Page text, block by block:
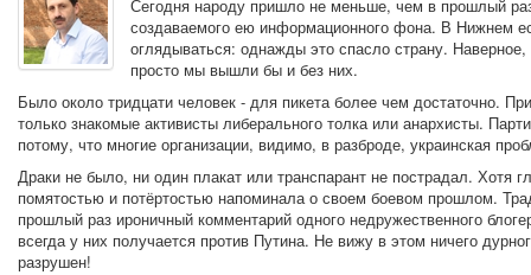
Сегодня народу пришло не меньше, чем в прошлый
создаваемого ею информационного фона. В Нижнем
оглядываться: однажды это спасло страну.
просто мы вышли бы и без них.
Было около тридцати человек - для пикета более чем достаточно.
только знакомые активисты либерального толка или анархисты.
потому, что многие организации, видимо, в разброде, украинская
Драки не было, ни один плакат или транспарант не пострадал. Хотя
помятостью и потёртостью напоминала о своем боевом прошлом.
прошлый раз ироничный комментарий одного недружественного
всегда у них получается против Путина. Не вижу в этом ничего
разрушен!